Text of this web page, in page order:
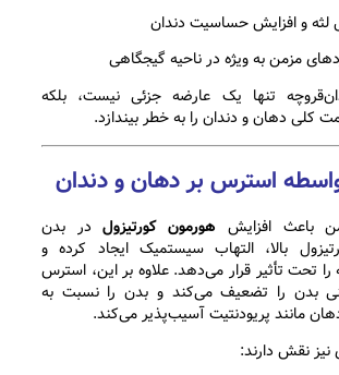
لثه و افزایش حساسیت دندان
مزمن به ویژه در ناحیه گیجگاهی
تنها یک عارضه جزئی نیست، بلکه
کلی دهان و دندان را به خطر بیندازد.
استرس بر دهان و دندان
باعث افزایش هورمون کورتیزولدر بدن
بالا، التهاب سیستمیک ایجاد کرده و
را تحت تأثیر قرار می‌دهد. علاوه بر این، استرس
بدن را تضعیف می‌کند و بدن را نسبت به
مانند پریودنتیت آسیب‌پذیر می‌کند.
نیز نقش دارند: